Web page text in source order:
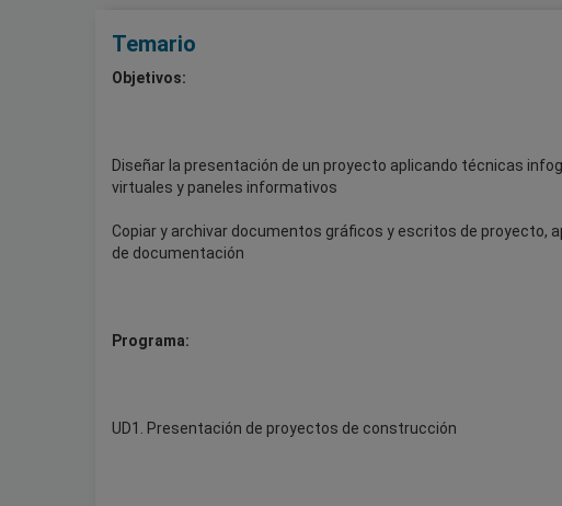
Temario
Objetivos:
Diseñar la presentación de un proyecto aplicando técnicas
virtuales y paneles informativos
Copiar y archivar documentos gráficos y escritos de proyecto,
de documentación
Programa:
UD1. Presentación de proyectos de construcción